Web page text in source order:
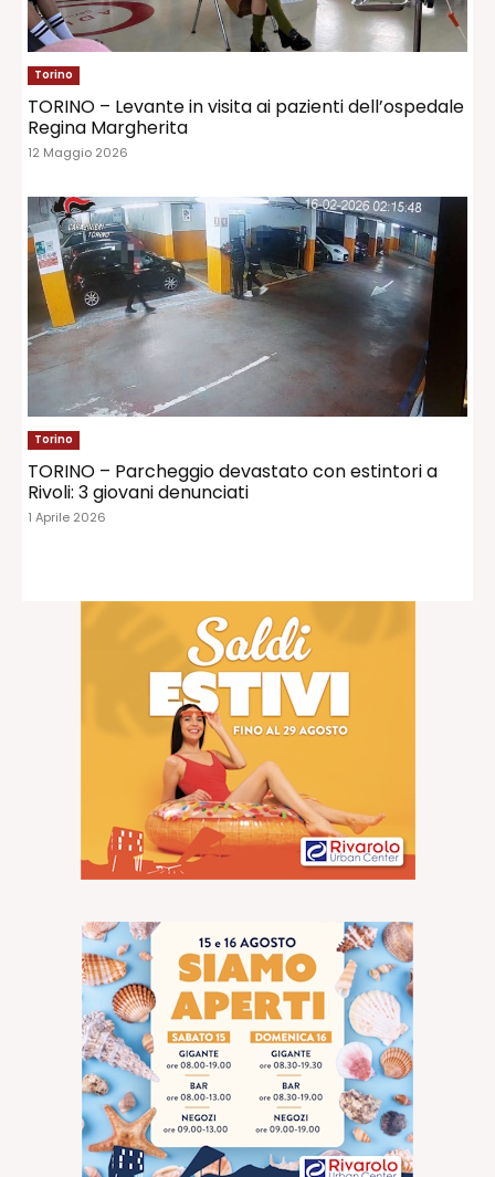
Torino
TORINO – Levante in visita ai pazienti dell’ospedale
Regina Margherita
12 Maggio 2026
Torino
TORINO – Parcheggio devastato con estintori a
Rivoli: 3 giovani denunciati
1 Aprile 2026